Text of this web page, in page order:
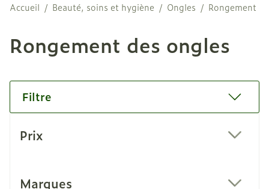
Accueil / Beauté, soins et hygiène / Ongles / Rongement
Rongement des ongles
Filtre
Prix
Marques